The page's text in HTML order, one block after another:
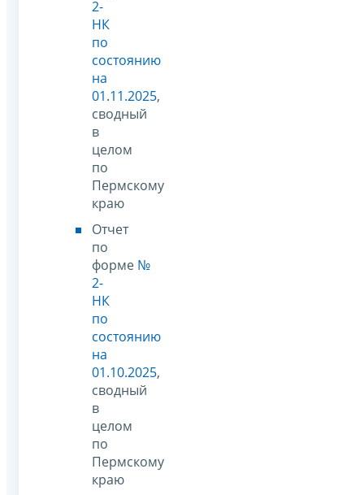
2-
НК
по
состоянию
на
01.11.2025,
сводный
в
целом
по
Пермскому
краю
Отчет
по
форме №
2-
НК
по
состоянию
на
01.10.2025,
сводный
в
целом
по
Пермскому
краю